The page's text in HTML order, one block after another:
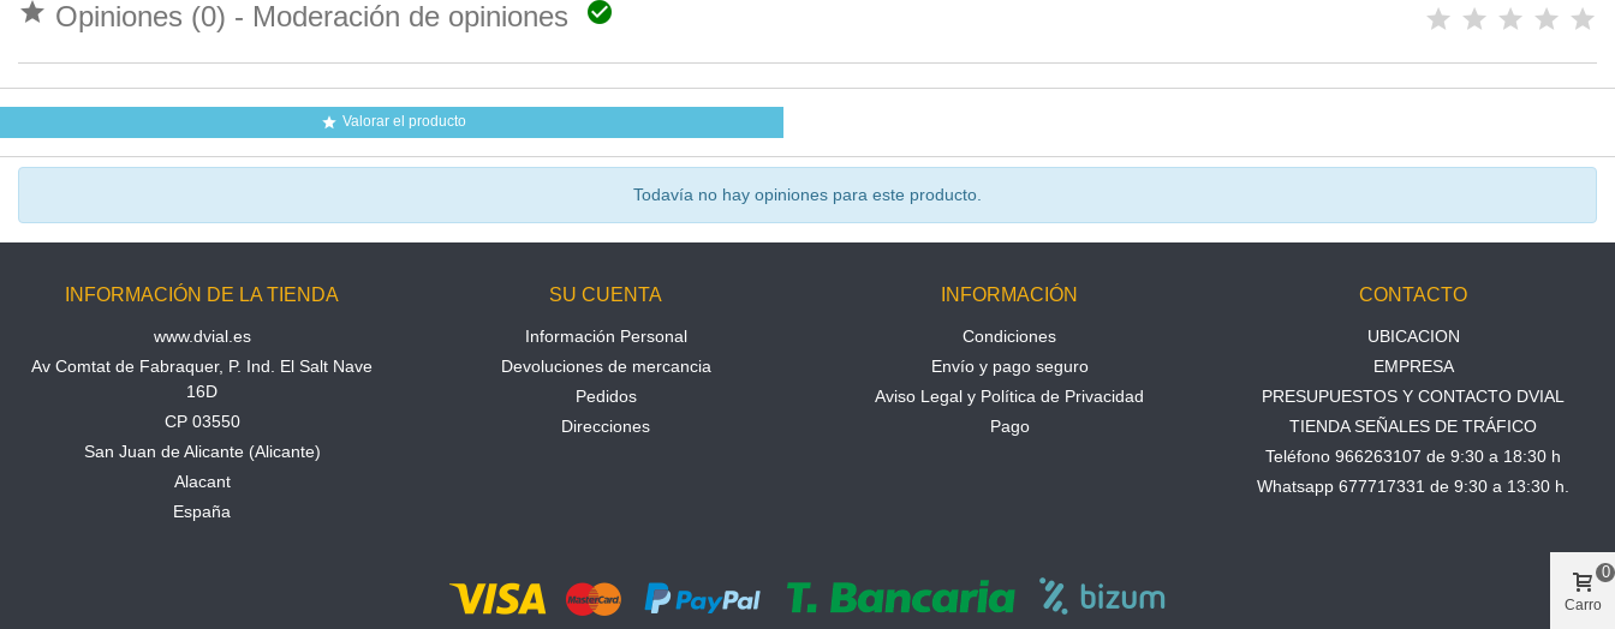
 Opiniones (0) - Moderación de opiniones 
 Valorar el producto
Todavía no hay opiniones para este producto.
INFORMACIÓN DE LA TIENDA
www.dvial.es
Av Comtat de Fabraquer, P. Ind. El Salt Nave
16D
CP 03550
San Juan de Alicante (Alicante)
Alacant
España
SU CUENTA
Información Personal
Devoluciones de mercancia
Pedidos
Direcciones
INFORMACIÓN
Condiciones
Envío y pago seguro
Aviso Legal y Política de Privacidad
Pago
CONTACTO
UBICACION
EMPRESA
PRESUPUESTOS Y CONTACTO DVIAL
TIENDA SEÑALES DE TRÁFICO
Teléfono 966263107 de 9:30 a 18:30 h
Whatsapp 677717331 de 9:30 a 13:30 h.
Carro
0